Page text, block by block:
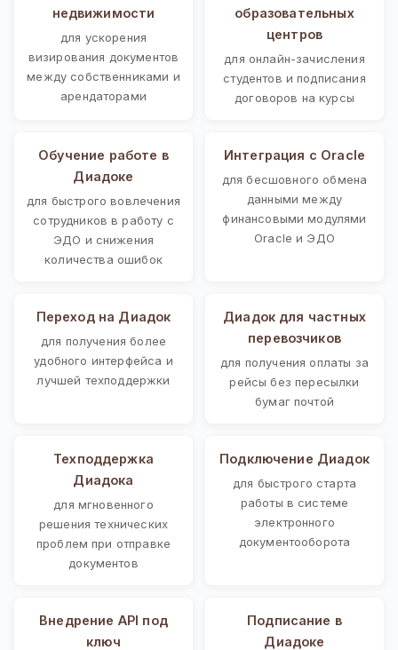
недвижимости
для ускорения
визирования документов
между собственниками и
арендаторами
образовательных
центров
для онлайн-зачисления
студентов и подписания
договоров на курсы
Обучение работе в
Диадоке
для быстрого вовлечения
сотрудников в работу с
ЭДО и снижения
количества ошибок
Интеграция с Oracle
для бесшовного обмена
данными между
финансовыми модулями
Oracle и ЭДО
Переход на Диадок
для получения более
удобного интерфейса и
лучшей техподдержки
Диадок для частных
перевозчиков
для получения оплаты за
рейсы без пересылки
бумаг почтой
Техподдержка
Диадока
для мгновенного
решения технических
проблем при отправке
документов
Подключение Диадок
для быстрого старта
работы в системе
электронного
документооборота
Внедрение API под
ключ
Подписание в
Диадоке